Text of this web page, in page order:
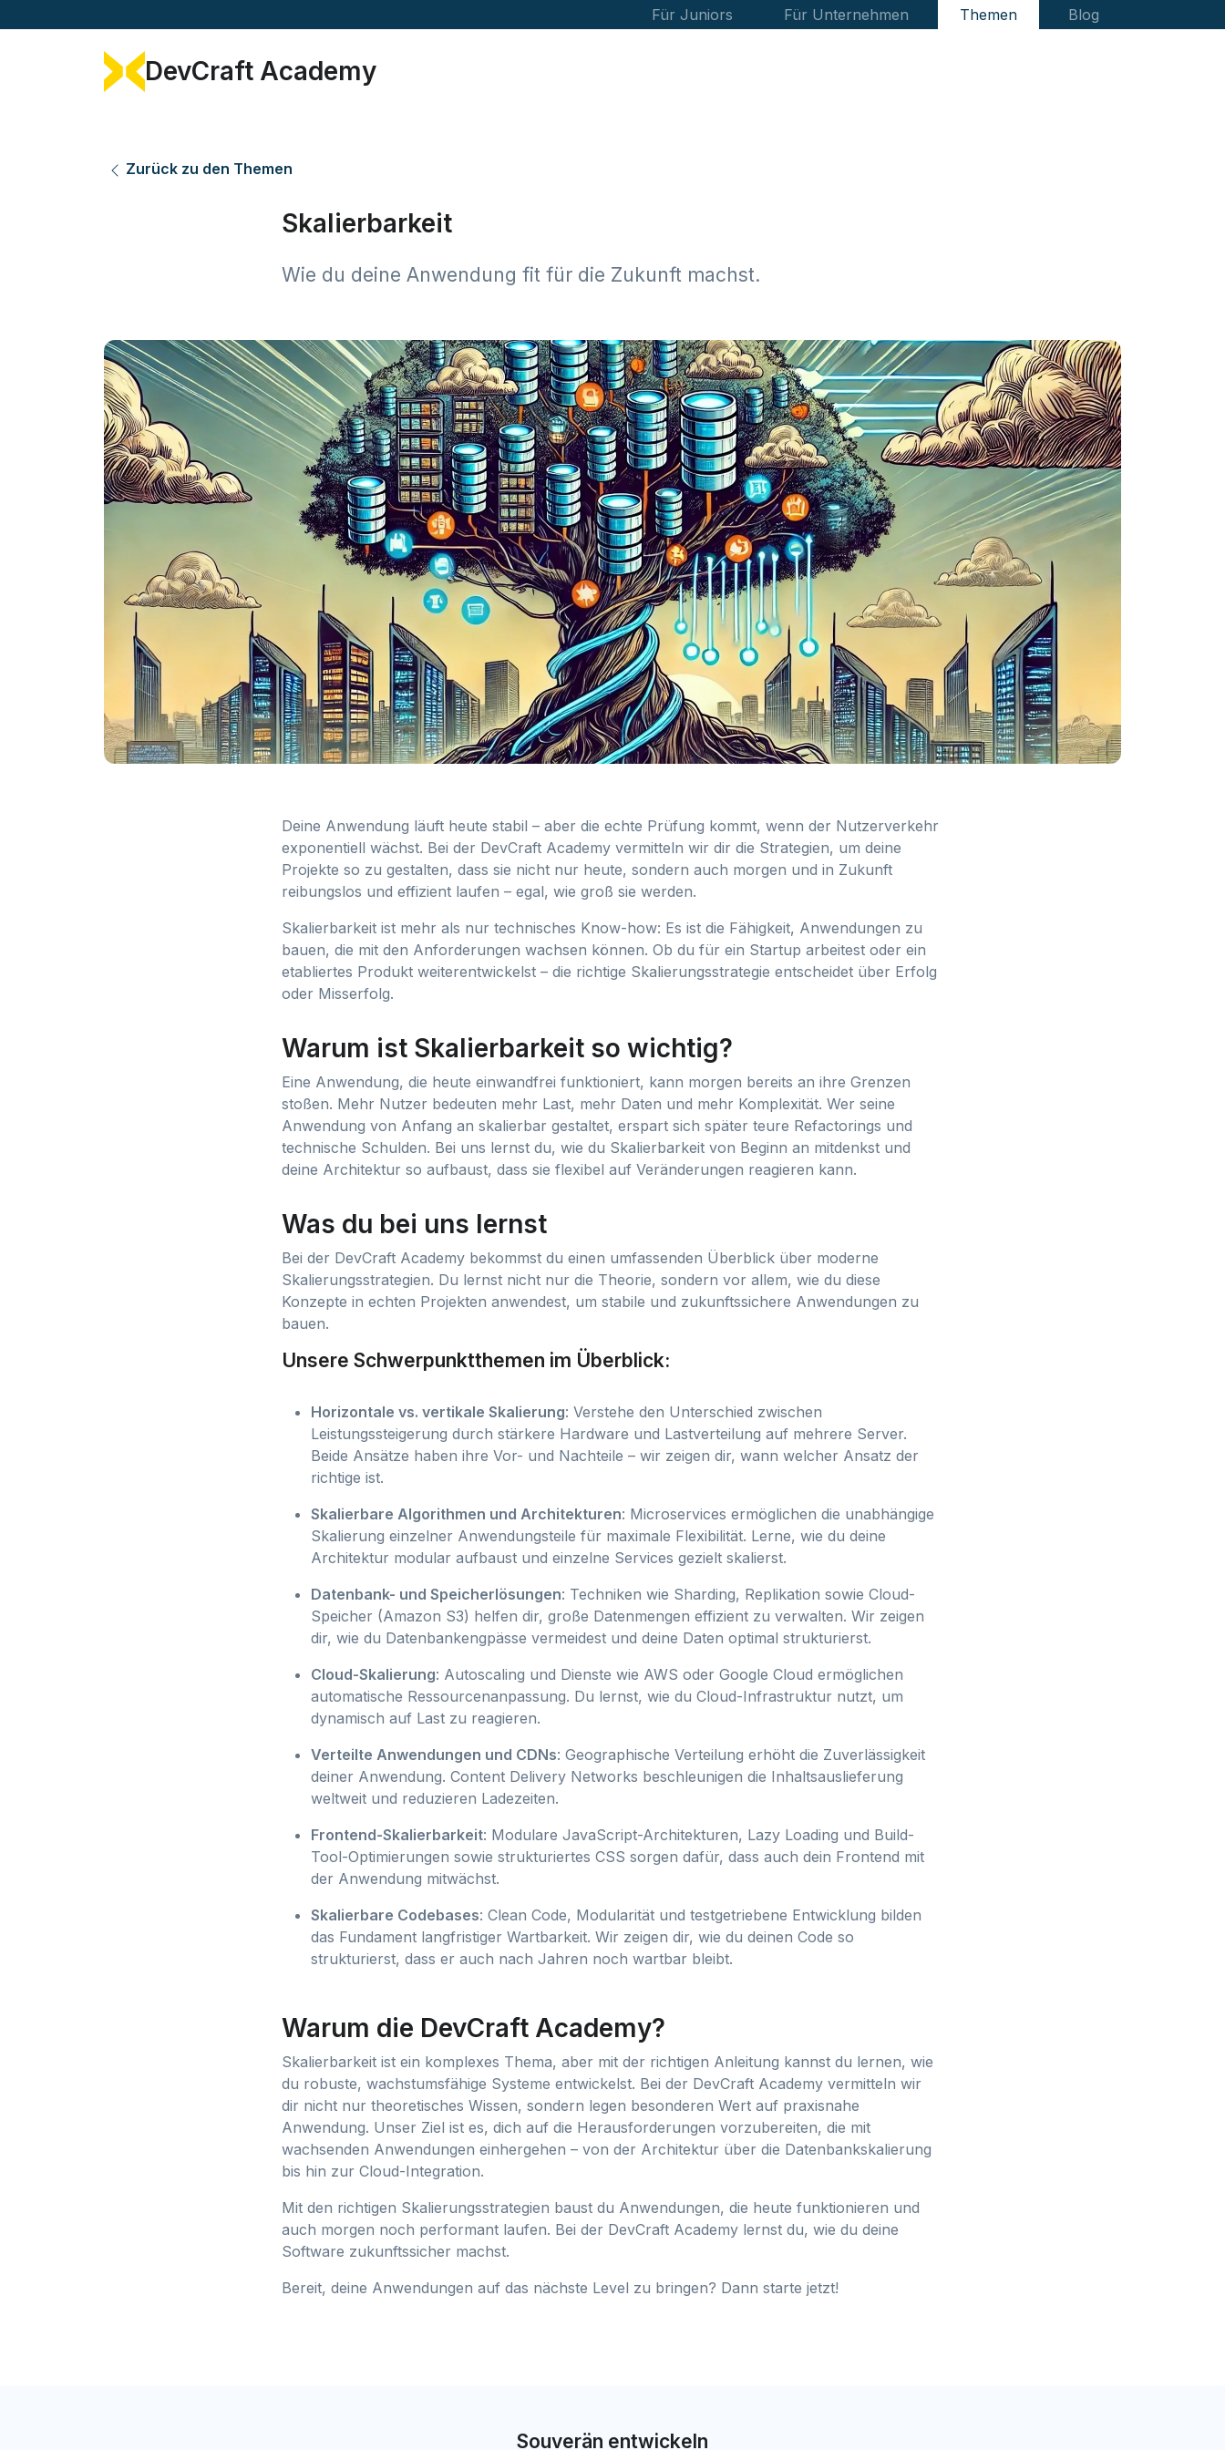
Für Juniors Für Unternehmen Themen Blog
DevCraft Academy
Zurück zu den Themen
Skalierbarkeit
Wie du deine Anwendung fit für die Zukunft machst.
Deine Anwendung läuft heute stabil – aber die echte Prüfung kommt, wenn der Nutzerverkehr
exponentiell wächst. Bei der DevCraft Academy vermitteln wir dir die Strategien, um deine
Projekte so zu gestalten, dass sie nicht nur heute, sondern auch morgen und in Zukunft
reibungslos und effizient laufen – egal, wie groß sie werden.
Skalierbarkeit ist mehr als nur technisches Know-how: Es ist die Fähigkeit, Anwendungen zu
bauen, die mit den Anforderungen wachsen können. Ob du für ein Startup arbeitest oder ein
etabliertes Produkt weiterentwickelst – die richtige Skalierungsstrategie entscheidet über Erfolg
oder Misserfolg.
Warum ist Skalierbarkeit so wichtig?
Eine Anwendung, die heute einwandfrei funktioniert, kann morgen bereits an ihre Grenzen
stoßen. Mehr Nutzer bedeuten mehr Last, mehr Daten und mehr Komplexität. Wer seine
Anwendung von Anfang an skalierbar gestaltet, erspart sich später teure Refactorings und
technische Schulden. Bei uns lernst du, wie du Skalierbarkeit von Beginn an mitdenkst und
deine Architektur so aufbaust, dass sie flexibel auf Veränderungen reagieren kann.
Was du bei uns lernst
Bei der DevCraft Academy bekommst du einen umfassenden Überblick über moderne
Skalierungsstrategien. Du lernst nicht nur die Theorie, sondern vor allem, wie du diese
Konzepte in echten Projekten anwendest, um stabile und zukunftssichere Anwendungen zu
bauen.
Unsere Schwerpunktthemen im Überblick:
Horizontale vs. vertikale Skalierung: Verstehe den Unterschied zwischen
Leistungssteigerung durch stärkere Hardware und Lastverteilung auf mehrere Server.
Beide Ansätze haben ihre Vor- und Nachteile – wir zeigen dir, wann welcher Ansatz der
richtige ist.
Skalierbare Algorithmen und Architekturen: Microservices ermöglichen die unabhängige
Skalierung einzelner Anwendungsteile für maximale Flexibilität. Lerne, wie du deine
Architektur modular aufbaust und einzelne Services gezielt skalierst.
Datenbank- und Speicherlösungen: Techniken wie Sharding, Replikation sowie Cloud-
Speicher (Amazon S3) helfen dir, große Datenmengen effizient zu verwalten. Wir zeigen
dir, wie du Datenbankengpässe vermeidest und deine Daten optimal strukturierst.
Cloud-Skalierung: Autoscaling und Dienste wie AWS oder Google Cloud ermöglichen
automatische Ressourcenanpassung. Du lernst, wie du Cloud-Infrastruktur nutzt, um
dynamisch auf Last zu reagieren.
Verteilte Anwendungen und CDNs: Geographische Verteilung erhöht die Zuverlässigkeit
deiner Anwendung. Content Delivery Networks beschleunigen die Inhaltsauslieferung
weltweit und reduzieren Ladezeiten.
Frontend-Skalierbarkeit: Modulare JavaScript-Architekturen, Lazy Loading und Build-
Tool-Optimierungen sowie strukturiertes CSS sorgen dafür, dass auch dein Frontend mit
der Anwendung mitwächst.
Skalierbare Codebases: Clean Code, Modularität und testgetriebene Entwicklung bilden
das Fundament langfristiger Wartbarkeit. Wir zeigen dir, wie du deinen Code so
strukturierst, dass er auch nach Jahren noch wartbar bleibt.
Warum die DevCraft Academy?
Skalierbarkeit ist ein komplexes Thema, aber mit der richtigen Anleitung kannst du lernen, wie
du robuste, wachstumsfähige Systeme entwickelst. Bei der DevCraft Academy vermitteln wir
dir nicht nur theoretisches Wissen, sondern legen besonderen Wert auf praxisnahe
Anwendung. Unser Ziel ist es, dich auf die Herausforderungen vorzubereiten, die mit
wachsenden Anwendungen einhergehen – von der Architektur über die Datenbankskalierung
bis hin zur Cloud-Integration.
Mit den richtigen Skalierungsstrategien baust du Anwendungen, die heute funktionieren und
auch morgen noch performant laufen. Bei der DevCraft Academy lernst du, wie du deine
Software zukunftssicher machst.
Bereit, deine Anwendungen auf das nächste Level zu bringen? Dann starte jetzt!
Souverän entwickeln